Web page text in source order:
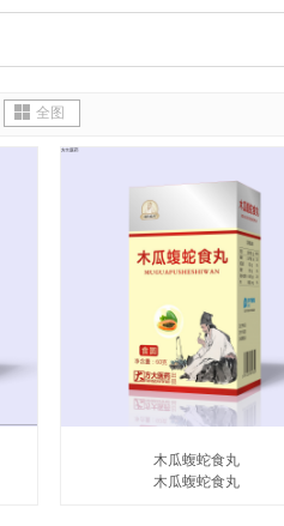
全图
木瓜蝮蛇食丸
木瓜蝮蛇食丸